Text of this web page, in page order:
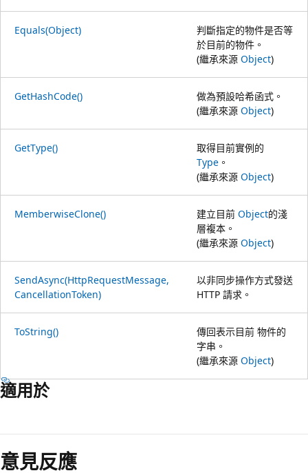
Equals(Object)
判斷指定的物件是否等
於目前的物件。
(繼承來源 Object)
GetHashCode()
做為預設哈希函式。
(繼承來源 Object)
GetType()
取得目前實例的
Type 。
(繼承來源 Object)
MemberwiseClone() 建立目前 Object的淺
層複本。
(繼承來源 Object)
SendAsync(HttpRequestMessage,
CancellationToken)
以非同步操作方式發送
HTTP 請求。
ToString()
傳回表示目前 物件的
字串。
(繼承來源 Object)
適用於
讀
模
意見反應